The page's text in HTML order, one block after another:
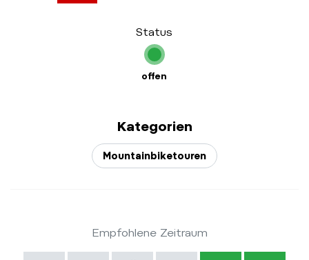
Status
offen
Kategorien
Mountainbiketouren
Empfohlene Zeitraum